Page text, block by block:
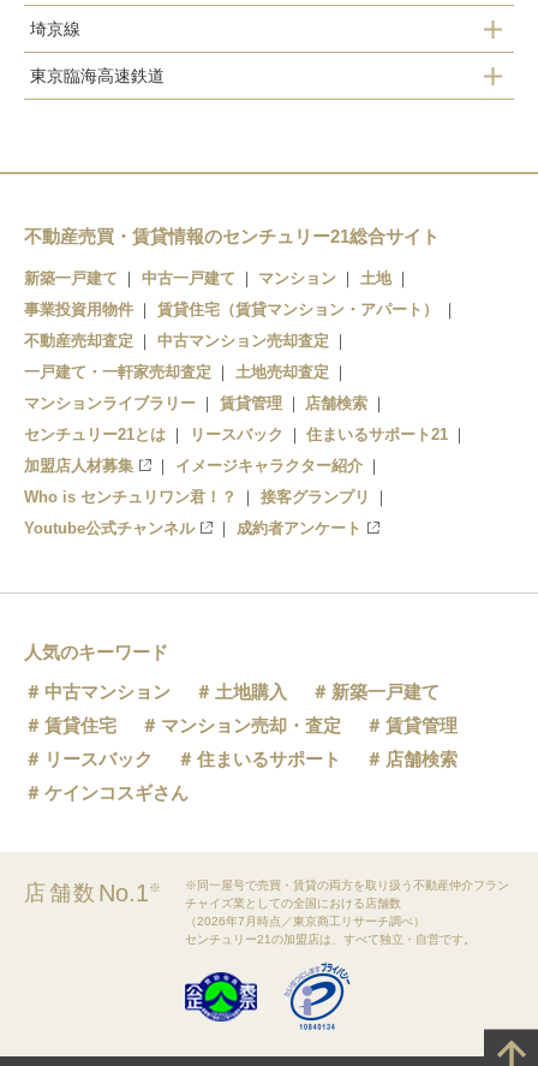
恵比寿
大崎
渋谷
恵比寿
田町
高輪ゲートウェイ
大崎
目黒
恵比寿
埼京線
西大井
東京臨海高速鉄道
品川シーサイド
大井町
大崎
不動産売買・賃貸情報のセンチュリー21総合サイト
新築一戸建て 中古一戸建て マンション
土地
事業投資用物件
賃貸住宅（賃貸マンション・アパート）
不動産売却査定
中古マンション売却査定
一戸建て・一軒家売却査定
土地売却査定
マンションライブラリー
賃貸管理
店舗検索
センチュリー21とは
リースバック
住まいるサポート21
加盟店人材募集
イメージキャラクター紹介
Who is センチュリワン君！？
接客グランプリ
Youtube公式チャンネル
成約者アンケート
人気のキーワード
中古マンション
土地購入
新築一戸建て
賃貸住宅
マンション売却・査定
賃貸管理
リースバック
住まいるサポート
店舗検索
ケインコスギさん
店舗数 No.1※
※同一屋号で売買・賃貸の両方を取り扱う不動産仲介フラン
チャイズ業としての全国における店舗数
（2026年7月時点／東京商工リサーチ調べ）
センチュリー21の加盟店は、すべて独立・自営です。